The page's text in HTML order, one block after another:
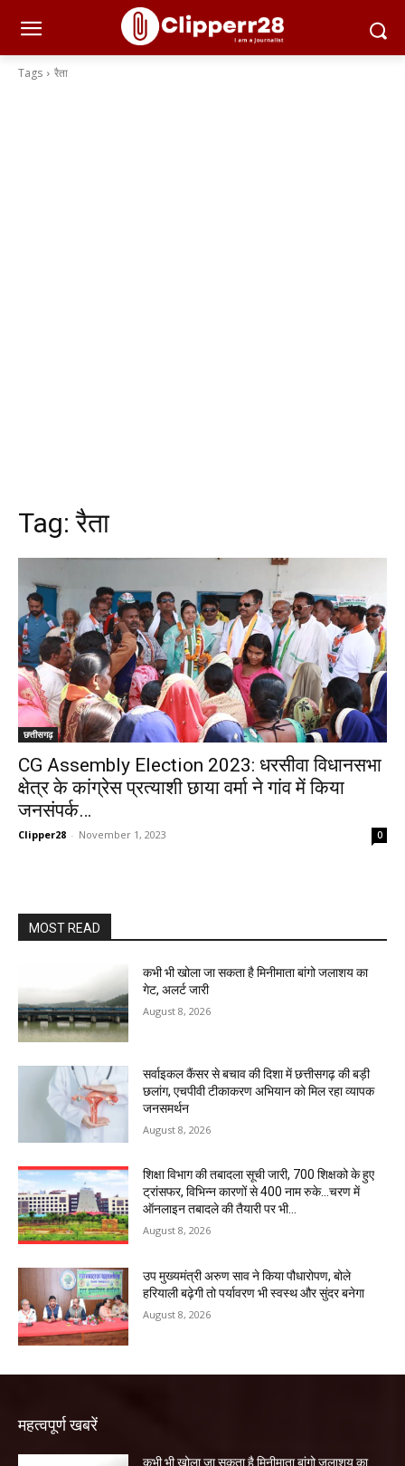
Tags रैता
Tag:रैता
छत्तीसगढ़
CG Assembly Election 2023: धरसीवा विधानसभा
क्षेत्र के कांग्रेस प्रत्याशी छाया वर्मा ने गांव में किया
जनसंपर्क…
Clipper28 - November 1, 2023 0
MOST READ
कभी भी खोला जा सकता है मिनीमाता बांगो जलाशय का
गेट, अलर्ट जारी
August 8, 2026
सर्वाइकल कैंसर से बचाव की दिशा में छत्तीसगढ़ की बड़ी
छलांग, एचपीवी टीकाकरण अभियान को मिल रहा व्यापक
जनसमर्थन
August 8, 2026
शिक्षा विभाग की तबादला सूची जारी, 700 शिक्षको के हुए
ट्रांसफर, विभिन्न कारणों से 400 नाम रुके…चरण में
ऑनलाइन तबादले की तैयारी पर भी...
August 8, 2026
उप मुख्यमंत्री अरुण साव ने किया पौधारोपण, बोले
हरियाली बढ़ेगी तो पर्यावरण भी स्वस्थ और सुंदर बनेगा
August 8, 2026
महत्वपूर्ण खबरें
कभी भी खोला जा सकता है मिनीमाता बांगो जलाशय का